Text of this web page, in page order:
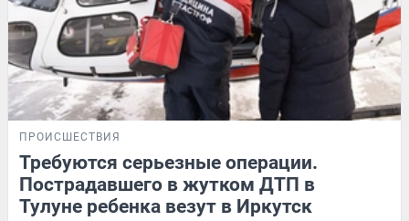
ПРОИСШЕСТВИЯ
Требуются серьезные операции.
Пострадавшего в жутком ДТП в
Тулуне ребенка везут в Иркутск